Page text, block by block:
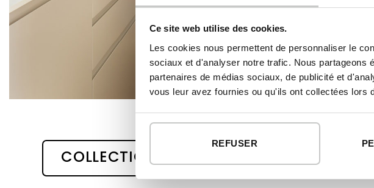
Ce site web utilise des cookies.
Les cookies nous permettent de personnaliser le
sociaux et d'analyser notre trafic. Nous partageons
partenaires de médias sociaux, de publicité et
vous leur avez fournies ou qu'ils ont collectées lors
REFUSER
COLLECTION 111 - INHAUS CATALOGUE